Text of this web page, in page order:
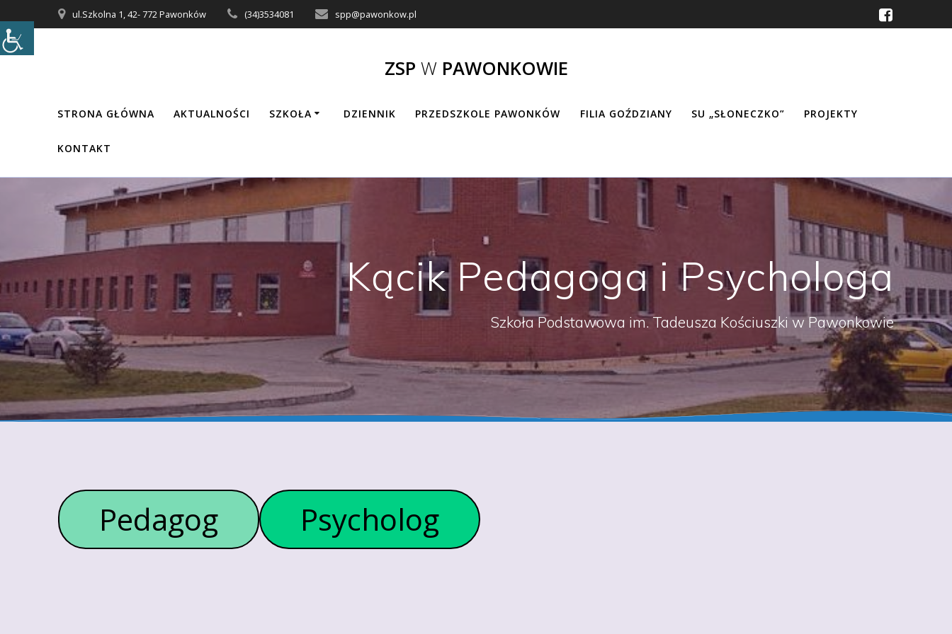
do
treści
ul.Szkolna 1, 42- 772 Pawonków (34)3534081 spp@pawonkow.pl
ZSP W PAWONKOWIE
STRONA GŁÓWNA AKTUALNOŚCI SZKOŁA DZIENNIK PRZEDSZKOLE PAWONKÓW FILIA GOŹDZIANY SU „SŁONECZKO” PROJEKTY
KONTAKT
Kącik Pedagoga i Psychologa
Szkoła Podstawowa im. Tadeusza Kościuszki w Pawonkowie
Pedagog Psycholog